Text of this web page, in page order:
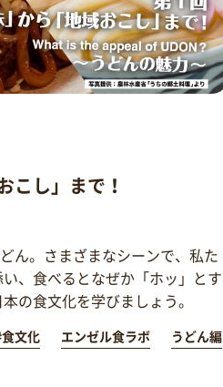
こし」まで！
ん。さまざまなシーンで、私た
、食べるとなぜか「ホッ」とす
の食文化を学びましょう。
文化 エンゼル食ラボ うどん編